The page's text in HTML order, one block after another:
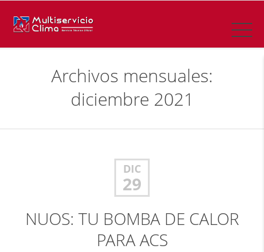
Archivos mensuales:
diciembre 2021
DIC
29
NUOS: TU BOMBA DE CALOR
PARA ACS